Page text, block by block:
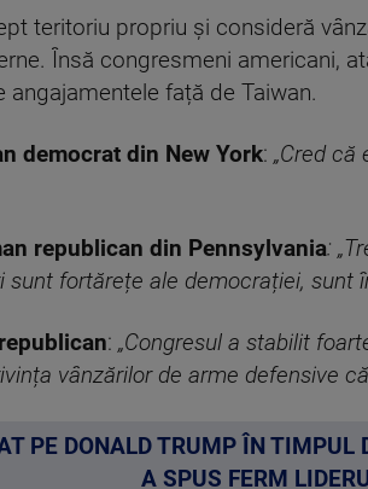
teritoriu propriu și consideră
Însă congresmeni americani,
față de Taiwan.
democrat din New York: „Cred
republican din Pennsylvania:
fortărețe ale democrației, sunt
: „Congresul a stabilit
vânzărilor de arme defensive
PE DONALD TRUMP ÎN TIMPUL
A SPUS FERM